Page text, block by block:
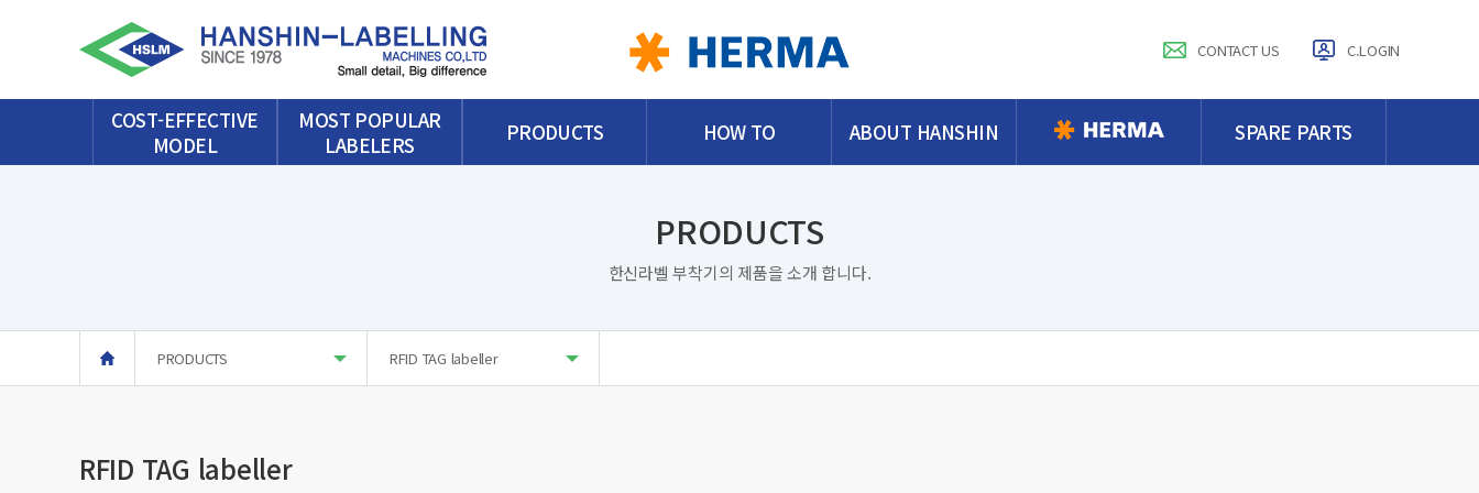
CONTACT US C.LOGIN
COST-EFFECTIVE
MODEL
MOST POPULAR
LABELERS
PRODUCTS HOW TO ABOUT HANSHIN SPARE PARTS
PRODUCTS
한신라벨 부착기의 제품을 소개 합니다.
PRODUCTS RFID TAG labeller
RFID TAG labeller